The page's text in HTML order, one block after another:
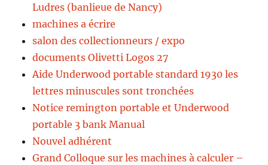
Ludres (banlieue de Nancy)
machines a écrire
salon des collectionneurs / expo
documents Olivetti Logos 27
Aide Underwood portable standard 1930 les
lettres minuscules sont tronchées
Notice remington portable et Underwood
portable 3 bank Manual
Nouvel adhérent
Grand Colloque sur les machines à calculer –